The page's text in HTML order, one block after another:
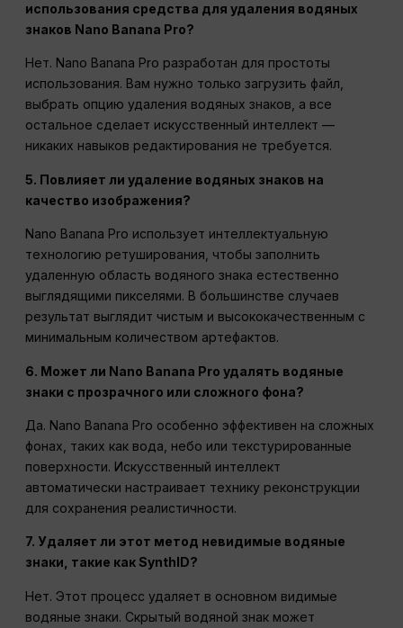
использования средства для удаления водяных
знаков Nano Banana Pro?
Нет. Nano Banana Pro разработан для простоты
использования. Вам нужно только загрузить файл,
выбрать опцию удаления водяных знаков, а все
остальное сделает искусственный интеллект —
никаких навыков редактирования не требуется.
5. Повлияет ли удаление водяных знаков на
качество изображения?
Nano Banana Pro использует интеллектуальную
технологию ретуширования, чтобы заполнить
удаленную область водяного знака естественно
выглядящими пикселями. В большинстве случаев
результат выглядит чистым и высококачественным с
минимальным количеством артефактов.
6. Может ли Nano Banana Pro удалять водяные
знаки с прозрачного или сложного фона?
Да. Nano Banana Pro особенно эффективен на сложных
фонах, таких как вода, небо или текстурированные
поверхности. Искусственный интеллект
автоматически настраивает технику реконструкции
для сохранения реалистичности.
7. Удаляет ли этот метод невидимые водяные
знаки, такие как SynthID?
Нет. Этот процесс удаляет в основном видимые
водяные знаки. Скрытый водяной знак может